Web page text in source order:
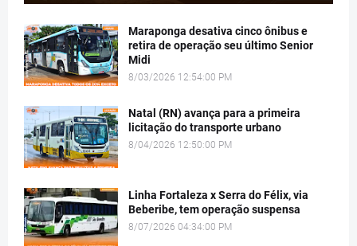
Maraponga desativa cinco ônibus e
retira de operação seu último Senior
Midi
8/03/2026 12:54:00 PM
Natal (RN) avança para a primeira
licitação do transporte urbano
8/04/2026 12:50:00 PM
Linha Fortaleza x Serra do Félix, via
Beberibe, tem operação suspensa
8/07/2026 04:34:00 PM